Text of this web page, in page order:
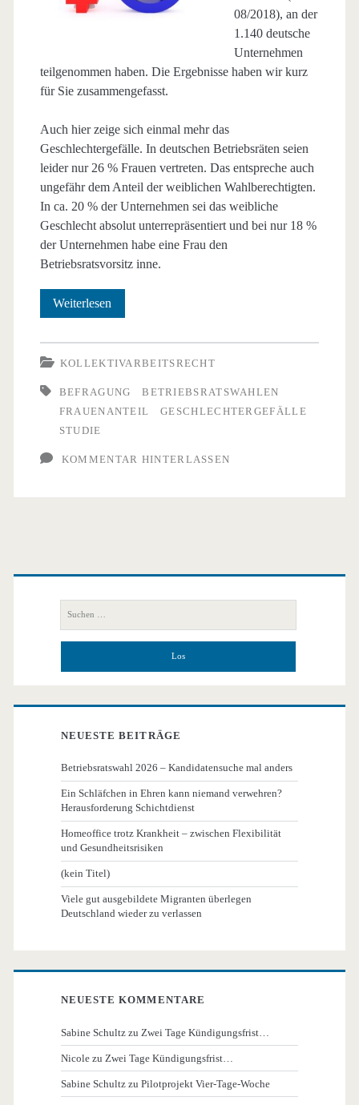
08/2018), an der
1.140 deutsche
Unternehmen
teilgenommen haben. Die Ergebnisse haben wir kurz
für Sie zusammengefasst.
Auch hier zeige sich einmal mehr das
Geschlechtergefälle. In deutschen Betriebsräten seien
leider nur 26 % Frauen vertreten. Das entspreche auch
ungefähr dem Anteil der weiblichen Wahlberechtigten.
In ca. 20 % der Unternehmen sei das weibliche
Geschlecht absolut unterrepräsentiert und bei nur 18 %
der Unternehmen habe eine Frau den
Betriebsratsvorsitz inne.
Weiterlesen
braucht
der
Betriebsrat
KOLLEKTIVARBEITSRECHT
BEFRAGUNG
BETRIEBSRATSWAHLEN
FRAUENANTEIL
GESCHLECHTERGEFÄLLE
STUDIE
KOMMENTAR HINTERLASSEN
Primäre
Seitenleiste
nach:
NEUESTE BEITRÄGE
Betriebsratswahl 2026 – Kandidatensuche mal anders
Ein Schläfchen in Ehren kann niemand verwehren?
Herausforderung Schichtdienst
Homeoffice trotz Krankheit – zwischen Flexibilität
und Gesundheitsrisiken
(kein Titel)
Viele gut ausgebildete Migranten überlegen
Deutschland wieder zu verlassen
NEUESTE KOMMENTARE
Sabine Schultz zu Zwei Tage Kündigungsfrist…
Nicole zu Zwei Tage Kündigungsfrist…
Sabine Schultz zuPilotprojekt Vier-Tage-Woche